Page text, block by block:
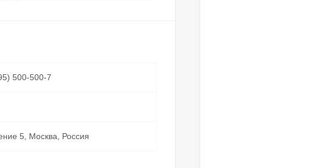
500-500-7
5, Москва, Россия